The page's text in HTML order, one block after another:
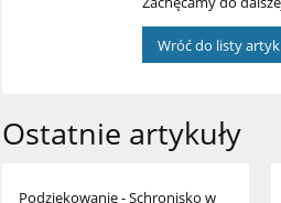
Wróć do listy
Ostatnie artykuły
Podziękowanie - Schronisko w